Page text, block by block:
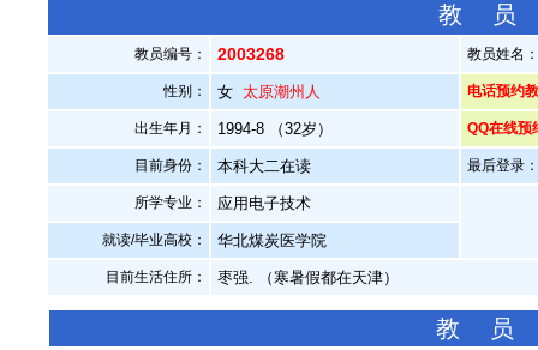
教
教员编号： 2003268 教员姓名
性别： 女 太原潮州人 电话预约
出生年月： 1994-8 （32岁） QQ在线预
目前身份： 本科大二在读 最后登录
所学专业： 应用电子技术
就读/毕业高校： 华北煤炭医学院
目前生活住所： 枣强. （寒暑假都在天津）
教 员